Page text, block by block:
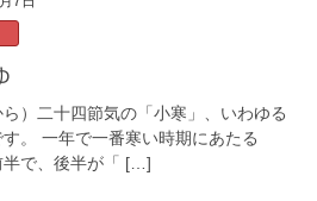
）二十四節気の「小寒」、いわゆる
。 一年で一番寒い時期にあたる
半で、後半が「 […]